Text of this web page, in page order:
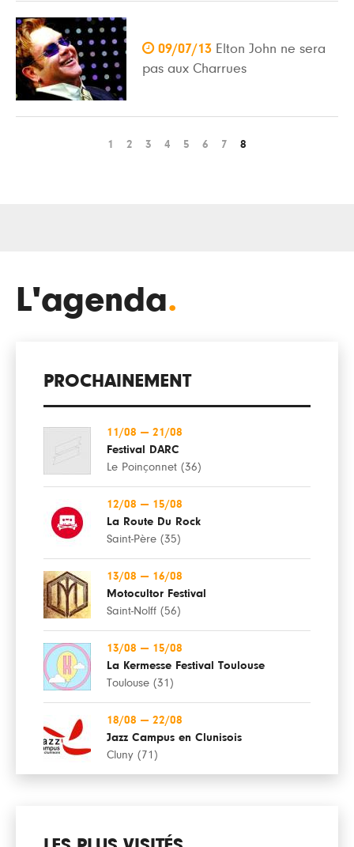
 09/07/13 Elton John ne sera
pas aux Charrues
1 2 3 4 5 6 7 8
L'agenda.
PROCHAINEMENT
11/08 — 21/08
Festival DARC
Le Poinçonnet (36)
12/08 — 15/08
La Route Du Rock
Saint-Père (35)
13/08 — 16/08
Motocultor Festival
Saint-Nolff (56)
13/08 — 15/08
La Kermesse Festival Toulouse
Toulouse (31)
18/08 — 22/08
Jazz Campus en Clunisois
Cluny (71)